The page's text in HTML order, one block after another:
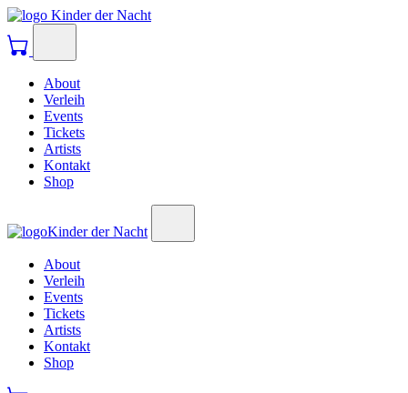
Kinder der Nacht
About
Verleih
Events
Tickets
Artists
Kontakt
Shop
Kinder der Nacht
About
Verleih
Events
Tickets
Artists
Kontakt
Shop